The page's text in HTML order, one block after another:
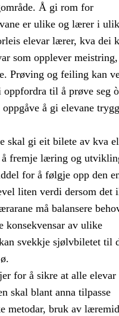
Å gi rom for
er ulike og lærer i
elevar lærer, kva dei
som opplever
Prøving og feiling kan
til å prøve seg
å gi elevane
skal gi eit bilete av kva
å fremje læring og
for å følgje opp den
liten verdi dersom det
må balansere
konsekvensar av ulike
svekkje sjølvbiletet til
for å sikre at alle elevar
skal blant anna tilpasse
metodar, bruk av